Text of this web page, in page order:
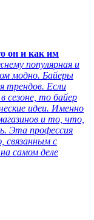
он и как им
популярная и
модно. Байеры
трендов. Если
сезоне, то байер
идеи. Именно
и то, что,
Эта профессия
связанным с
самом деле